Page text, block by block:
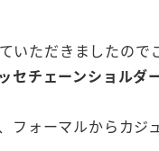
ただきましたので
セチェーンショルダ
ォーマルからカジ